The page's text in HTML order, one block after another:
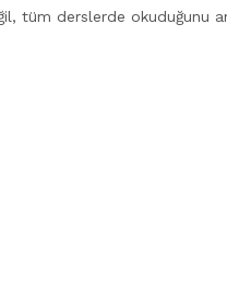
tüm derslerde okuduğunu